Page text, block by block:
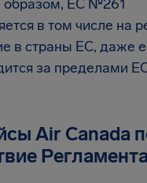
образом, ЕС №261
в том числе на
в страны ЕС, даже
за пределами
Air Canada